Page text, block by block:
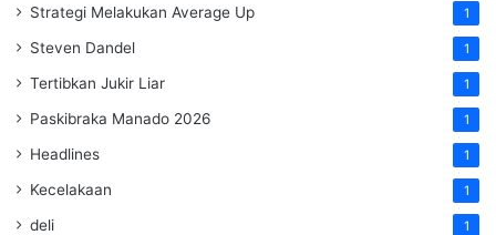
Strategi Melakukan Average Up 1
Steven Dandel 1
Tertibkan Jukir Liar 1
Paskibraka Manado 2026 1
Headlines 1
Kecelakaan 1
deli 1